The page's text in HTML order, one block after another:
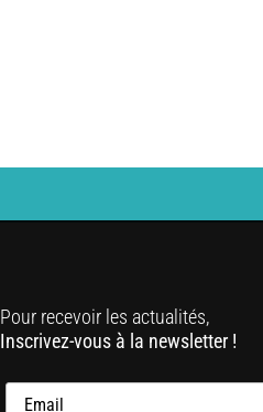
Pour recevoir les actualités,
Inscrivez-vous à la newsletter !